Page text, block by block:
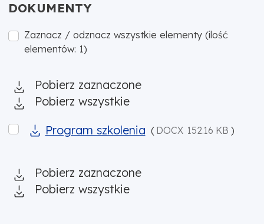
DOKUMENTY
Zaznacz / odznacz wszystkie elementy (ilość
elementów: 1)
Pobierz zaznaczone
Pobierz wszystkie
Program szkolenia
Program szkolenia ( DOCX 152.16 KB )
Pobierz zaznaczone
Pobierz wszystkie